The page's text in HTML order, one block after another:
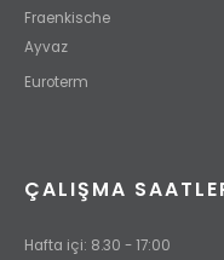
Fraenkische
Ayvaz
Euroterm
ÇALIŞMA
Hafta içi: 8.30 - 17:00